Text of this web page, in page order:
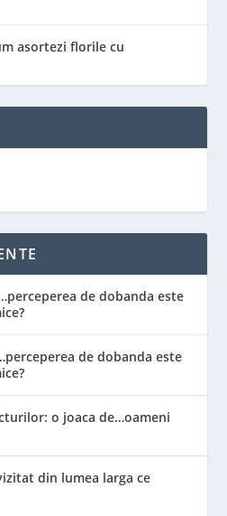
asortezi florile cu
de dobanda este
de dobanda este
o joaca de…oameni
din lumea larga ce